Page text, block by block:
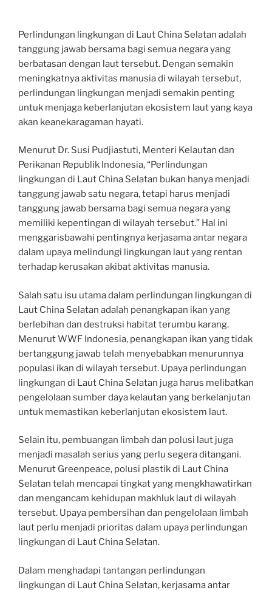
Perlindungan lingkungan di Laut China Selatan adalah
tanggung jawab bersama bagi semua negara yang
berbatasan dengan laut tersebut. Dengan semakin
meningkatnya aktivitas manusia di wilayah tersebut,
perlindungan lingkungan menjadi semakin penting
untuk menjaga keberlanjutan ekosistem laut yang kaya
akan keanekaragaman hayati.
Menurut Dr. Susi Pudjiastuti, Menteri Kelautan dan
Perikanan Republik Indonesia, “Perlindungan
lingkungan di Laut China Selatan bukan hanya menjadi
tanggung jawab satu negara, tetapi harus menjadi
tanggung jawab bersama bagi semua negara yang
memiliki kepentingan di wilayah tersebut.” Hal ini
menggarisbawahi pentingnya kerjasama antar negara
dalam upaya melindungi lingkungan laut yang rentan
terhadap kerusakan akibat aktivitas manusia.
Salah satu isu utama dalam perlindungan lingkungan di
Laut China Selatan adalah penangkapan ikan yang
berlebihan dan destruksi habitat terumbu karang.
Menurut WWF Indonesia, penangkapan ikan yang tidak
bertanggung jawab telah menyebabkan menurunnya
populasi ikan di wilayah tersebut. Upaya perlindungan
lingkungan di Laut China Selatan juga harus melibatkan
pengelolaan sumber daya kelautan yang berkelanjutan
untuk memastikan keberlanjutan ekosistem laut.
Selain itu, pembuangan limbah dan polusi laut juga
menjadi masalah serius yang perlu segera ditangani.
Menurut Greenpeace, polusi plastik di Laut China
Selatan telah mencapai tingkat yang mengkhawatirkan
dan mengancam kehidupan makhluk laut di wilayah
tersebut. Upaya pembersihan dan pengelolaan limbah
laut perlu menjadi prioritas dalam upaya perlindungan
lingkungan di Laut China Selatan.
Dalam menghadapi tantangan perlindungan
lingkungan di Laut China Selatan, kerjasama antar